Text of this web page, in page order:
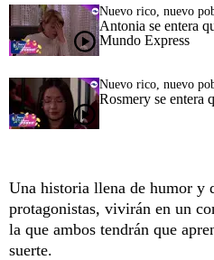
Nuevo rico, nuevo
Antonia se entera
Mundo Express
Nuevo rico, nuevo
Rosmery se entera
Una historia llena de humor y
protagonistas, vivirán en un
la que ambos tendrán que
suerte.